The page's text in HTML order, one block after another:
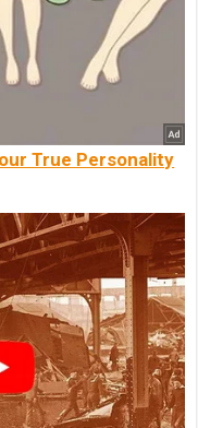
True Personality